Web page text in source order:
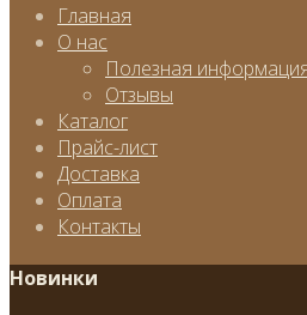
Главная
О нас
Полезная
Отзывы
Каталог
Прайс-лист
Доставка
Оплата
Контакты
Новинки